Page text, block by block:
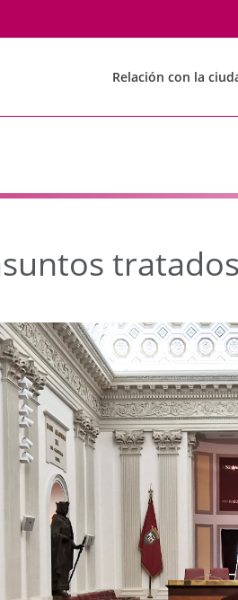
tratados
Relación con la